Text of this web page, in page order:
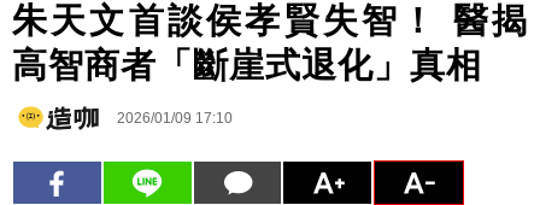
朱天文首談侯孝賢失智！ 醫揭
高智商者「斷崖式退化」真相
2026/01/09 17:10